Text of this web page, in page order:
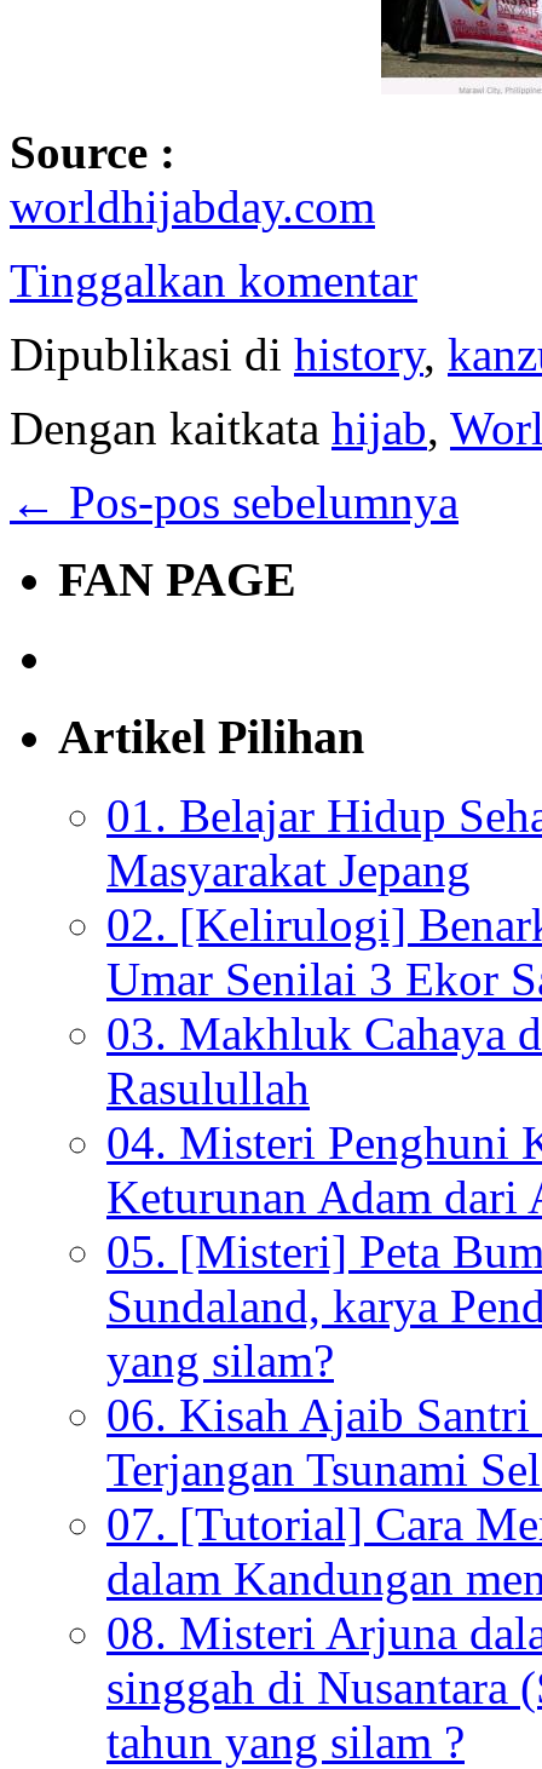
Source :
worldhijabday.com
Tinggalkan komentar
Dipublikasi di history,
Dengan kaitkata hijab,
← Pos-pos sebelumnya
FAN PAGE
Artikel Pilihan
01. Belajar Hidup
Masyarakat Jepang
02. [Kelirulogi]
Umar Senilai 3 Ekor
03. Makhluk Cahaya
Rasulullah
04. Misteri Penghuni
Keturunan Adam dari
05. [Misteri] Peta
Sundaland, karya
yang silam?
06. Kisah Ajaib
Terjangan Tsunami
07. [Tutorial] Cara
dalam Kandungan
08. Misteri Arjuna
singgah di Nusantara
tahun yang silam ?